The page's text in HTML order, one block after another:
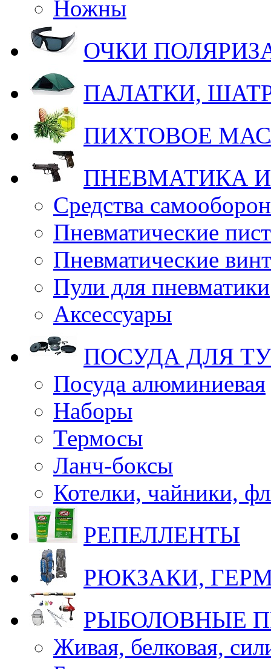
Ножны
ОЧКИ
ПАЛАТКИ,
ПИХТОВОЕ
ПНЕВМАТИКА
Средства
Пневматические
Пневматические
Пули для пневматики
Аксессуары
ПОСУДА ДЛЯ
Посуда алюминиевая
Наборы
Термосы
Ланч-боксы
Котелки, чайники,
РЕПЕЛЛЕНТЫ
РЮКЗАКИ,
РЫБОЛОВНЫЕ
Живая, белковая,